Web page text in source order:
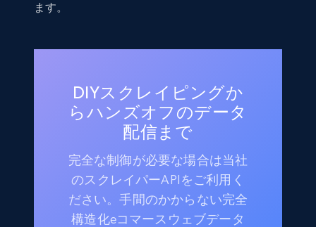
ます。
DIYスクレイピングか
らハンズオフのデータ
配信まで
完全な制御が必要な場合は当社
のスクレイパーAPIをご利用く
ださい。手間のかからない完全
構造化eコマースウェブデータ